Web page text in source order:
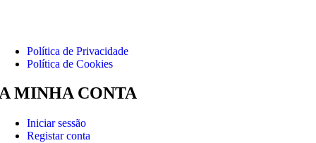
Política de Privacidade
Política de Cookies
MINHA CONTA
Iniciar sessão
Registar conta